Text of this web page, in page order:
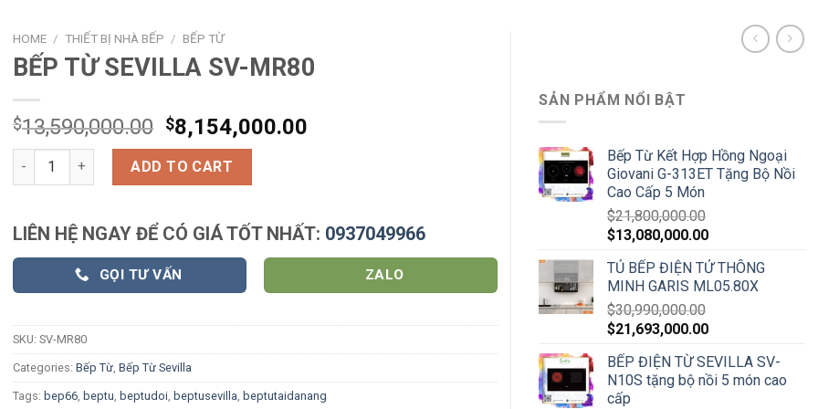
HOME / THIẾT BỊ NHÀ BẾP / BẾP TỪ
BẾP TỪ SEVILLA SV-MR80
$13,590,000.00 $8,154,000.00
BẾP TỪ SEVILLA SV-MR80 quantity
ADD TO CART
LIÊN HỆ NGAY ĐỂ CÓ GIÁ TỐT NHẤT: 0937049966
GỌI TƯ VẤN ZALO
SKU: SV-MR80
Categories: Bếp Từ Bếp Từ Sevilla
Tags: bep66 beptu beptudoi beptusevilla beptutaidanang
SẢN PHẨM NỔI BẬT
Bếp Từ Kết Hợp Hồng Ngoại
Giovani G-313ET Tặng Bộ Nồi
Cao Cấp 5 Món
$21,800,000.00
$13,080,000.00
TỦ BẾP ĐIỆN TỬ THÔNG
MINH GARIS ML05.80X
$30,990,000.00
$21,693,000.00
BẾP ĐIỆN TỪ SEVILLA SV-
N10S tặng bộ nồi 5 món cao
cấp